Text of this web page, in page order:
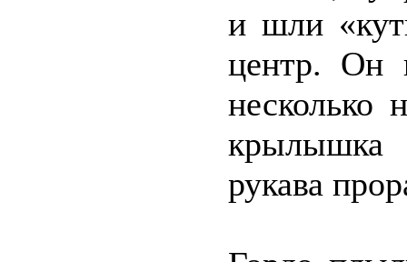
и шли
центр. Он
несколько
крылышка
рукава